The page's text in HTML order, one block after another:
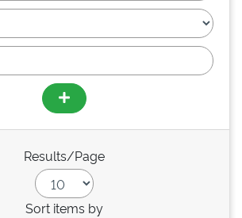
Results/Page
Sort items by